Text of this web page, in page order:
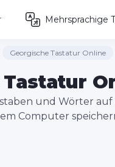
Mehrsprachige
Georgische Tastatur Online
und Wörter
Computer